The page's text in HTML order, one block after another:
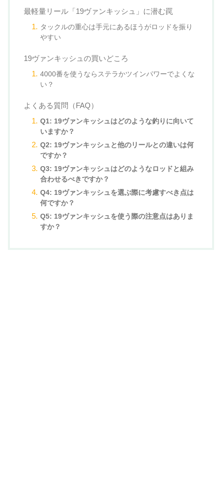
最軽量リール「19ヴァンキッシュ」に潜む罠
タックルの重心は手元にあるほうがロッドを振り
やすい
19ヴァンキッシュの買いどころ
4000番を使うならステラかツインパワーでよくな
い？
よくある質問（FAQ）
Q1: 19ヴァンキッシュはどのような釣りに向いて
いますか？
Q2: 19ヴァンキッシュと他のリールとの違いは何
ですか？
Q3: 19ヴァンキッシュはどのようなロッドと組み
合わせるべきですか？
Q4: 19ヴァンキッシュを選ぶ際に考慮すべき点は
何ですか？
Q5: 19ヴァンキッシュを使う際の注意点はありま
すか？